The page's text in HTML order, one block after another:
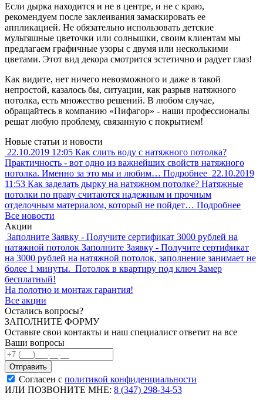
Если дырка находится и не в центре, и не с краю,
рекомендуем после заклеивания замаскировать ее
аппликацией. Не обязательно использовать детские
мультяшные цветочки или солнышки, своим клиентам мы
предлагаем графичные узоры с двумя или несколькими
цветами. Этот вид декора смотрится эстетично и радует глаз!
Как видите, нет ничего невозможного и даже в такой
непростой, казалось бы, ситуации, как разрыв натяжного
потолка, есть множество решений. В любом случае,
обращайтесь в компанию «Пифагор» - наши профессионалы
решат любую проблему, связанную с покрытием!
Новые статьи и новости
22.10.2019 12:05 Как слить воду с натяжного потолка?
Практичность - вот одно из важнейших свойств натяжного
потолка. Именно за это мы и любим… Подробнее 22.10.2019
11:53 Как заделать дырку на натяжном потолке? Натяжные
потолки по праву считаются надежным и прочным
отделочным материалом, который не пойдет… Подробнее
Все новости
Акции
Заполните Заявку - Получите сертификат 3000 рублей на
натяжной потолок Заполните Заявку - Получите сертификат
на 3000 рублей на натяжной потолок, заполнение занимает не
более 1 минуты. Потолок в квартиру под ключ Замер
бесплатный!
На полотно и монтаж гарантия!
Все акции
Остались вопросы?
ЗАПОЛНИТЕ ФОРМУ
Оставьте свои контакты и наш специалист ответит на все
Ваши вопросы
Согласен с политикой конфиденциальности
ИЛИ ПОЗВОНИТЕ МНЕ: 8 (347) 298-34-53